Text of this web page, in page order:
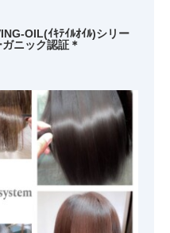
OIL(ｲｷﾃｲﾙｵｲﾙ)シリー
ニック認証＊